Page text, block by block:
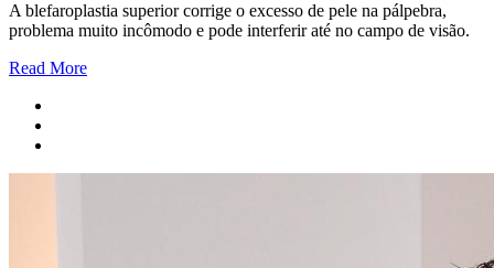
A blefaroplastia superior corrige o excesso de pele na pálpebra,
problema muito incômodo e pode interferir até no campo de visão.
Read More